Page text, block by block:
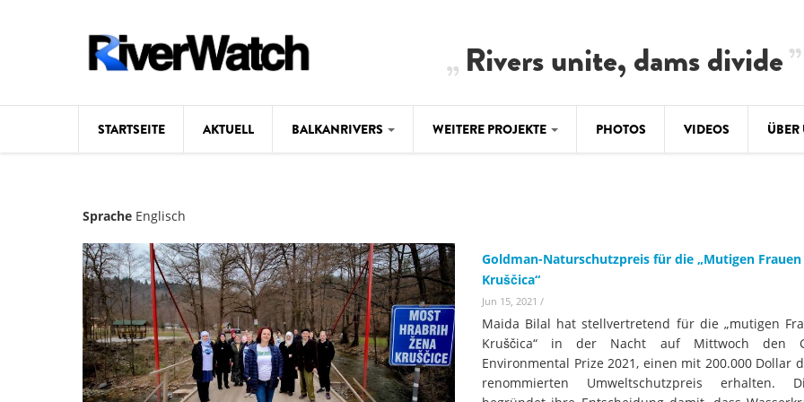
Rivers unite, dams divide
STARTSEITE AKTUELL BALKANRIVERS
Studien
Fotos
Videos
Aktuell
BALKANRIVERS
Una Science Week:
BiH:
warnt
WEITERE PROJEKTE
WEG DAMMIT
Hintergrund
Meldebogen
Karte
#PROTECTWATER
PHOTOS VIDEOS ÜBER
Sprache Englisch
Goldman-Naturschutzpreis für die „Mutigen
Kruščica“
Jun 15, 2021 /
Maida Bilal hat stellvertretend für die „mutigen
Kruščica“ in der Nacht auf Mittwoch den
Environmental Prize 2021, einen mit 200.000 Dollar
renommierten Umweltschutzpreis erhalten.